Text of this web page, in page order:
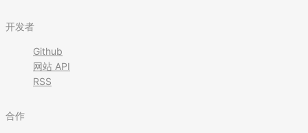
开发者
Github
网站 API
RSS
合作